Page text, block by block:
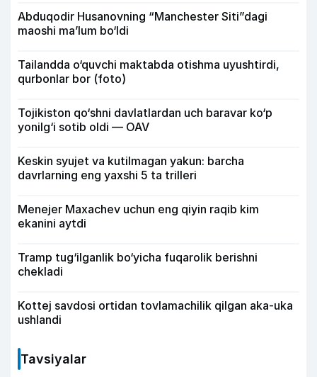
Abduqodir Husanovning “Manchester Siti”dagi
maoshi ma’lum bo‘ldi
Tailandda o‘quvchi maktabda otishma uyushtirdi,
qurbonlar bor (foto)
Tojikiston qo‘shni davlatlardan uch baravar ko‘p
yonilg‘i sotib oldi — OAV
Keskin syujet va kutilmagan yakun: barcha
davrlarning eng yaxshi 5 ta trilleri
Menejer Maxachev uchun eng qiyin raqib kim
ekanini aytdi
Tramp tug‘ilganlik bo‘yicha fuqarolik berishni
chekladi
Kottej savdosi ortidan tovlamachilik qilgan aka-uka
ushlandi
Tavsiyalar